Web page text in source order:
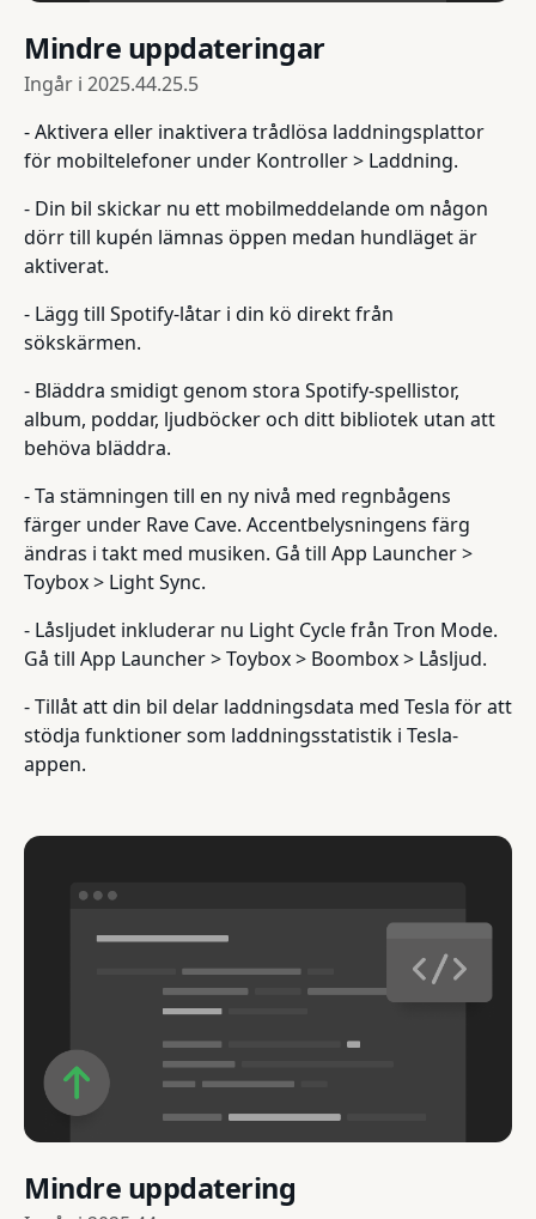
Mindre uppdateringar
Ingår i 2025.44.25.5
- Aktivera eller inaktivera trådlösa laddningsplattor
för mobiltelefoner under Kontroller > Laddning.
- Din bil skickar nu ett mobilmeddelande om någon
dörr till kupén lämnas öppen medan hundläget är
aktiverat.
- Lägg till Spotify-låtar i din kö direkt från
sökskärmen.
- Bläddra smidigt genom stora Spotify-spellistor,
album, poddar, ljudböcker och ditt bibliotek utan att
behöva bläddra.
- Ta stämningen till en ny nivå med regnbågens
färger under Rave Cave. Accentbelysningens färg
ändras i takt med musiken. Gå till App Launcher >
Toybox > Light Sync.
- Låsljudet inkluderar nu Light Cycle från Tron Mode.
Gå till App Launcher > Toybox > Boombox > Låsljud.
- Tillåt att din bil delar laddningsdata med Tesla för att
stödja funktioner som laddningsstatistik i Tesla-
appen.
Mindre uppdatering